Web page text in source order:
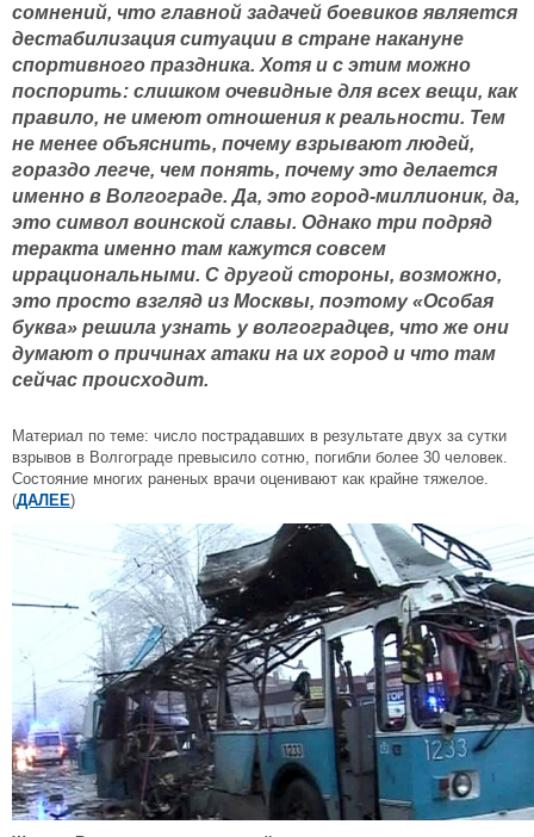
сомнений, что главной задачей боевиков является
дестабилизация ситуации в стране накануне
спортивного праздника. Хотя и с этим можно
поспорить: слишком очевидные для всех вещи, как
правило, не имеют отношения к реальности. Тем
не менее объяснить, почему взрывают людей,
гораздо легче, чем понять, почему это делается
именно в Волгограде. Да, это город-миллионик, да,
это символ воинской славы. Однако три подряд
теракта именно там кажутся совсем
иррациональными. С другой стороны, возможно,
это просто взгляд из Москвы, поэтому «Особая
буква» решила узнать у волгоградцев, что же они
думают о причинах атаки на их город и что там
сейчас происходит.
Материал по теме: число пострадавших в результате двух за сутки
взрывов в Волгограде превысило сотню, погибли более 30 человек.
Состояние многих раненых врачи оценивают как крайне тяжелое.
(ДАЛЕЕ)